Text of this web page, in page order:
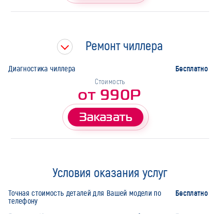
Ремонт чиллера
Диагностика чиллера Бесплатно
Стоимость
от 990Р
Заказать
Условия оказания услуг
Точная стоимость деталей для Вашей модели по
телефону
Бесплатно